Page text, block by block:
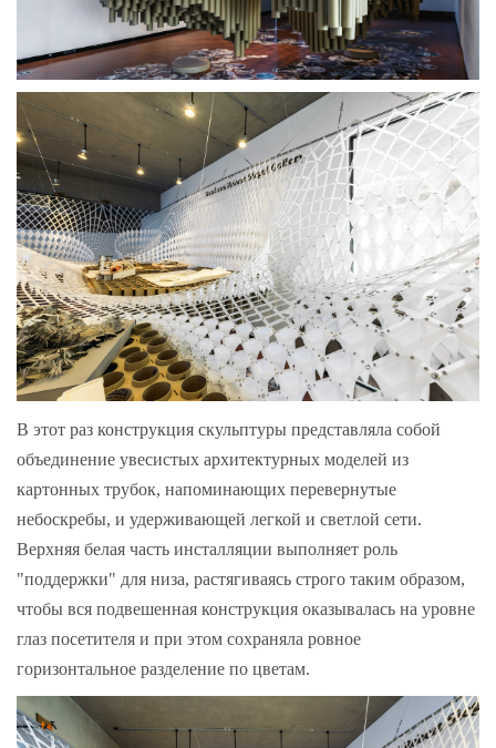
В этот раз конструкция скульптуры представляла собой
объединение увесистых архитектурных моделей из
картонных трубок, напоминающих перевернутые
небоскребы, и удерживающей легкой и светлой сети.
Верхняя белая часть инсталляции выполняет роль
"поддержки" для низа, растягиваясь строго таким образом,
чтобы вся подвешенная конструкция оказывалась на уровне
глаз посетителя и при этом сохраняла ровное
горизонтальное разделение по цветам.